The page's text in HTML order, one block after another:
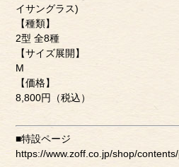
イサングラス)
【種類】
2型 全8種
【サイズ展開】
M
【価格】
8,800円（税込）
■特設ページ
https://www.zoff.co.jp/shop/